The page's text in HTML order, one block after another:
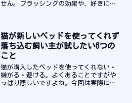
せん。ブラッシングの効果や、好きにな
ム）の使い方などを紹介しています。
猫が新しいベッドを使ってくれず
落ち込む飼い主が試したい6つの
こと
猫が購入したベッドを使ってくれない・
嫌がる・避ける。よくあることですがや
っぱり悲しいですよね。今回は実際に使